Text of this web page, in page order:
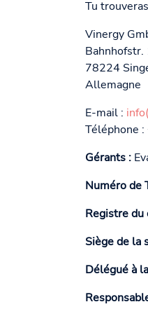
Tu
Vinergy
Bahnhofstr.
78224
Allemagne
E-mail :
Téléphone
Gérants :
Numéro de
Registre du
Siège de la
Délégué à